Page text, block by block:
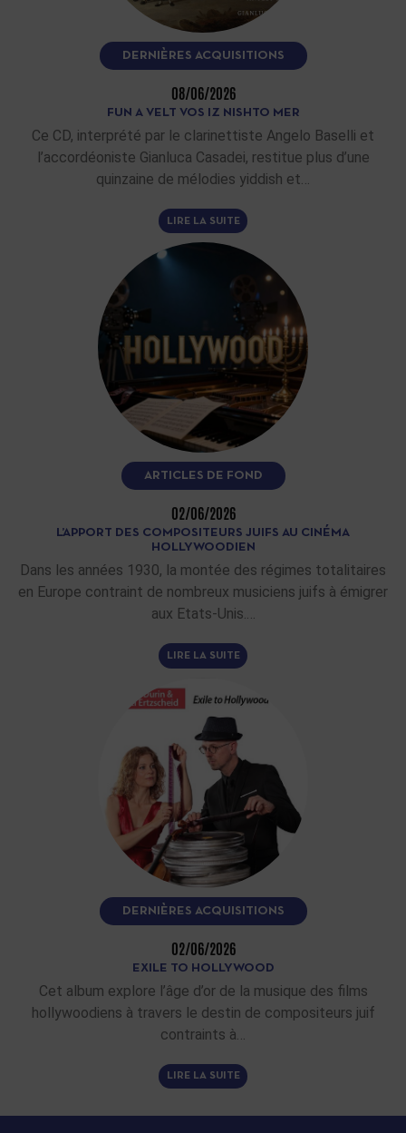
DERNIÈRES ACQUISITIONS
08/06/2026
FUN A VELT VOS IZ NISHTO MER
Ce CD, interprété par le clarinettiste Angelo Baselli et
l’accordéoniste Gianluca Casadei, restitue plus d’une
quinzaine de mélodies yiddish et…
LIRE LA SUITE
ARTICLES DE FOND
02/06/2026
L’APPORT DES COMPOSITEURS JUIFS AU CINÉMA
HOLLYWOODIEN
Dans les années 1930, la montée des régimes totalitaires
en Europe contraint de nombreux musiciens juifs à émigrer
aux Etats-Unis.…
LIRE LA SUITE
DERNIÈRES ACQUISITIONS
02/06/2026
EXILE TO HOLLYWOOD
Cet album explore l’âge d’or de la musique des films
hollywoodiens à travers le destin de compositeurs juif
contraints à…
LIRE LA SUITE